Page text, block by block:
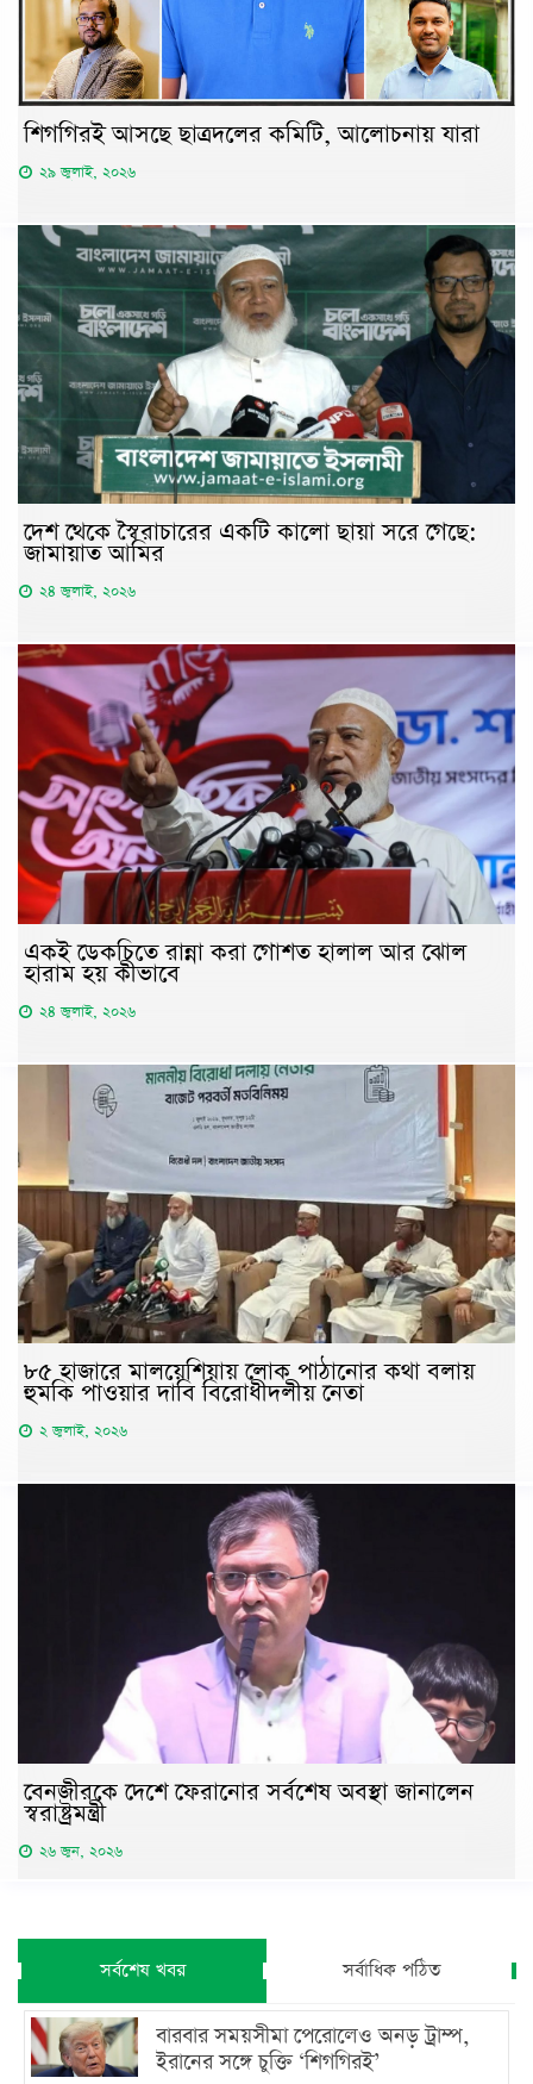
শিগগিরই আসছে ছাত্রদলের কমিটি, আলোচনায় যারা
২৯ জুলাই, ২০২৬
দেশ থেকে স্বৈরাচারের একটি কালো ছায়া সরে গেছে:
জামায়াত আমির
২৪ জুলাই, ২০২৬
একই ডেকচিতে রান্না করা গোশত হালাল আর ঝোল
হারাম হয় কীভাবে
২৪ জুলাই, ২০২৬
৮৫ হাজারে মালয়েশিয়ায় লোক পাঠানোর কথা বলায়
হুমকি পাওয়ার দাবি বিরোধীদলীয় নেতা
২ জুলাই, ২০২৬
বেনজীরকে দেশে ফেরানোর সর্বশেষ অবস্থা জানালেন
স্বরাষ্ট্রমন্ত্রী
২৬ জুন, ২০২৬
সর্বশেষ খবর সর্বাধিক পঠিত
বারবার সময়সীমা পেরোলেও অনড় ট্রাম্প,
ইরানের সঙ্গে চুক্তি ‘শিগগিরই’